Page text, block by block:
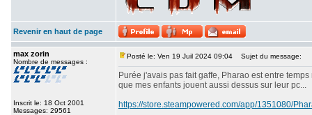
Revenir en haut de page
max zorin
Nombre de messages :
Inscrit le: 18 Oct 2001
Messages: 29561
Posté le: Ven 19 Juil 2024 09:04 Sujet du message:
Purée j'avais pas fait gaffe, Pharao est entre
que mes enfants jouent aussi dessus sur leur pc...
https://store.steampowered.com/app/1351080/